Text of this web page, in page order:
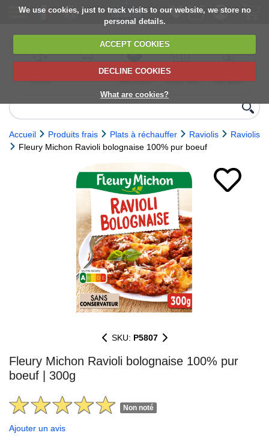
We use cookies, just to track visits to our website, we store no
personal details.
ACCEPT COOKIES
DECLINE COOKIES
What are cookies?
delivery
6,000+ products
Direct import
from Europe
Choose your
delivery date
next orders
Accueil Produits frais Plats à réchauffer Raviolis
Raviolis
Fleury Michon Ravioli bolognaise 100% pur boeuf
SKU: P5807
Fleury Michon Ravioli bolognaise 100% pur
boeuf | 300g
Non noté
Ajouter un avis